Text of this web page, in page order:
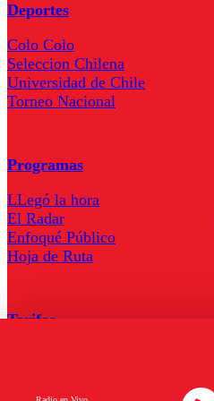
Deportes
Colo Colo
Seleccion Chilena
Universidad de Chile
Torneo Nacional
Programas
LLegó la hora
El Radar
Enfoqué Público
Hoja de Ruta
Tarifas